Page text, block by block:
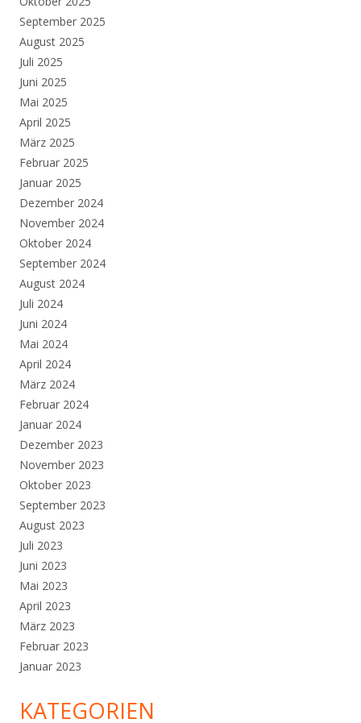
September 2025
August 2025
Juli 2025
Juni 2025
Mai 2025
April 2025
März 2025
Februar 2025
Januar 2025
Dezember 2024
November 2024
Oktober 2024
September 2024
August 2024
Juli 2024
Juni 2024
Mai 2024
April 2024
März 2024
Februar 2024
Januar 2024
Dezember 2023
November 2023
Oktober 2023
September 2023
August 2023
Juli 2023
Juni 2023
Mai 2023
April 2023
März 2023
Februar 2023
Januar 2023
KATEGORIEN